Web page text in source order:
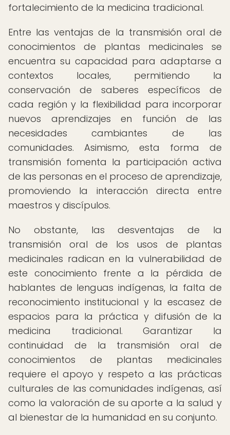
fortalecimiento de la medicina tradicional.
Entre las ventajas de la transmisión oral de
conocimientos de plantas medicinales se
encuentra su capacidad para adaptarse a
contextos locales, permitiendo la
conservación de saberes específicos de
cada región y la flexibilidad para incorporar
nuevos aprendizajes en función de las
necesidades cambiantes de las
comunidades. Asimismo, esta forma de
transmisión fomenta la participación activa
de las personas en el proceso de aprendizaje,
promoviendo la interacción directa entre
maestros y discípulos.
No obstante, las desventajas de la
transmisión oral de los usos de plantas
medicinales radican en la vulnerabilidad de
este conocimiento frente a la pérdida de
hablantes de lenguas indígenas, la falta de
reconocimiento institucional y la escasez de
espacios para la práctica y difusión de la
medicina tradicional. Garantizar la
continuidad de la transmisión oral de
conocimientos de plantas medicinales
requiere el apoyo y respeto a las prácticas
culturales de las comunidades indígenas, así
como la valoración de su aporte a la salud y
al bienestar de la humanidad en su conjunto.